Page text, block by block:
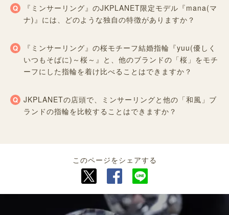
『ミンサーリング』のJKPLANET限定モデル『mana(マ
ナ)』には、どのような独自の特徴がありますか？
『ミンサーリング』の桜モチーフ結婚指輪『yuu(優しく
いつもそばに)～桜～』と、他のブランドの「桜」をモチ
ーフにした指輪を着け比べることはできますか？
JKPLANETの店頭で、ミンサーリングと他の「和風」ブ
ランドの指輪を比較することはできますか？
このページをシェアする